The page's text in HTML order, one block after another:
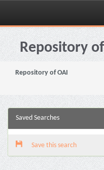
Skip
navigationRepository
Repository of OAI
Saved Searches
Save this search